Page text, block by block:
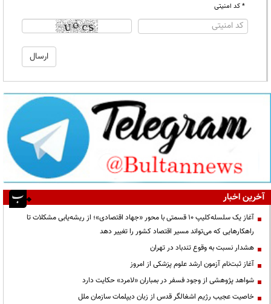
* کد امنیتی
آخرین اخبار
آغاز یک سلسله‌کلیپ ۱۰ قسمتی با محور «جهاد اقتصادی»؛ از ریشه‌یابی مشکلات تا
راهکارهایی که می‌تواند مسیر اقتصاد کشور را تغییر دهد
هشدار نسبت به وقوع تندباد در تهران
آغاز ثبت‌نام آزمون ارشد علوم پزشکی از امروز
شواهد پژوهشی از وجود فسفر در بمباران «لامرد» حکایت دارد
خاصیت عجیب رژیم اشغالگر قدس از زبان دیپلمات سازمان ملل